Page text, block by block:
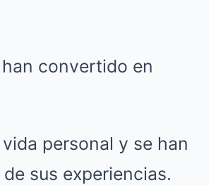
convertido en
personal y se han
sus experiencias.